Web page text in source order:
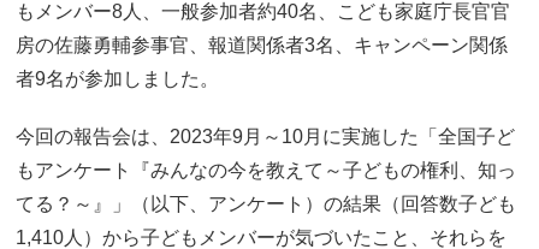
もメンバー8人、一般参加者約40名、こども家庭庁長官官
房の佐藤勇輔参事官、報道関係者3名、キャンペーン関係
者9名が参加しました。
今回の報告会は、2023年9月～10月に実施した「全国子ど
もアンケート『みんなの今を教えて～子どもの権利、知っ
てる？～』」（以下、アンケート）の結果（回答数子ども
1,410人）から子どもメンバーが気づいたこと、それらを